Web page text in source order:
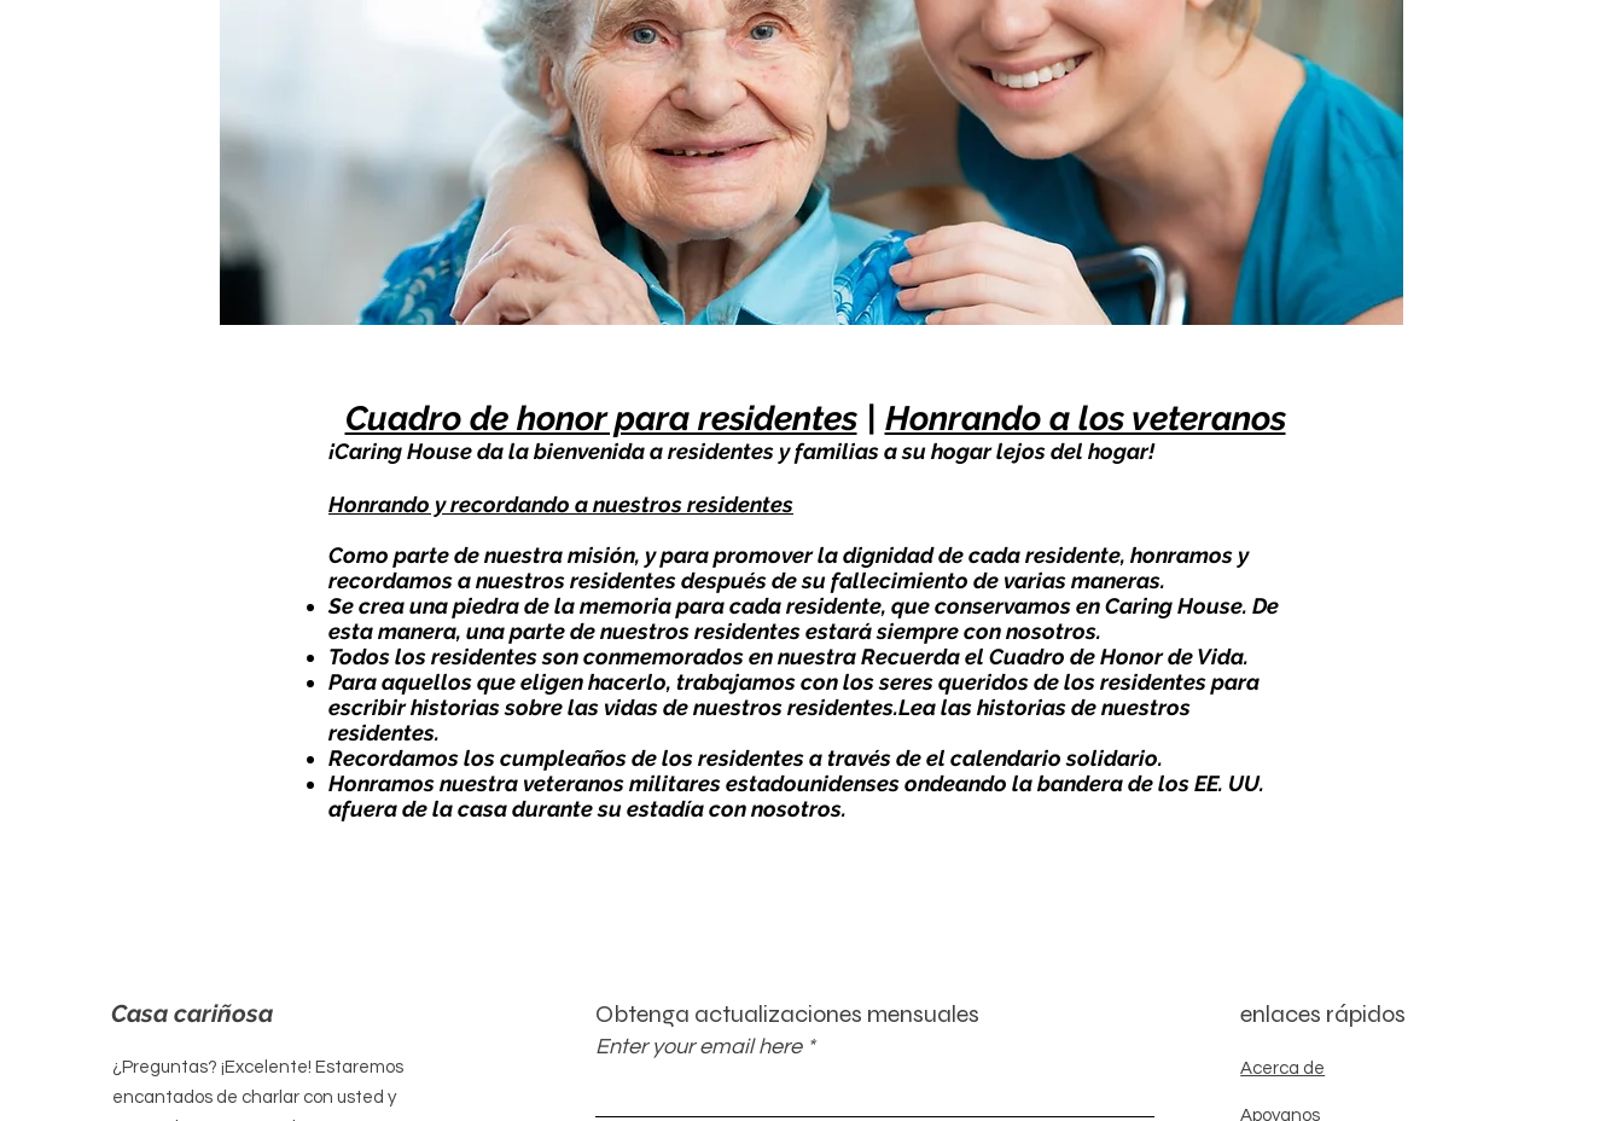
Cuadro de honor para residentes| Honrando a los veteranos
¡Caring House da la bienvenida a residentes y familias a su hogar lejos del hogar!
Honrando y recordando a nuestros residentes
Como parte de nuestra misión, y para promover la dignidad de cada residente, honramos y
recordamos a nuestros residentes después de su fallecimiento de varias maneras.
Se crea una piedra de la memoria para cada residente, que conservamos en Caring House. De
esta manera, una parte de nuestros residentes estará siempre con nosotros.
Todos los residentes son conmemorados en nuestraRecuerda el Cuadro de Honor de Vida.
Para aquellos que eligen hacerlo, trabajamos con los seres queridos de los residentes para
escribir historias sobre las vidas de nuestros residentes.Lea las historias de nuestros
residentes.
Recordamos los cumpleaños de los residentes a través deel calendario solidario.
Honramos nuestra veteranos militares estadounidensesondeando la bandera de los EE. UU.
afuera de la casa durante su estadía con nosotros.
Casa cariñosa
¿Preguntas? ¡Excelente! Estaremos
encantados de charlar con usted y
Obtenga actualizaciones mensuales
Enter your email here
enlaces rápidos
Acerca de
Apoyanos